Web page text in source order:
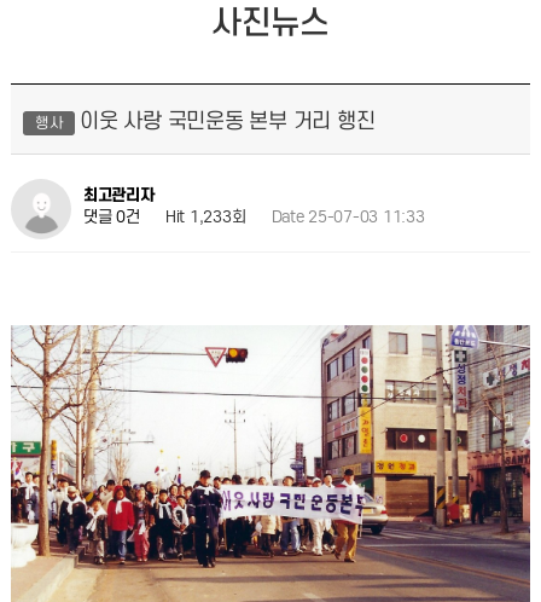
사진뉴스
행사 이웃 사랑 국민운동 본부 거리 행진
최고관리자
댓글 0건
Hit 1,233회 Date 25-07-03 11:33